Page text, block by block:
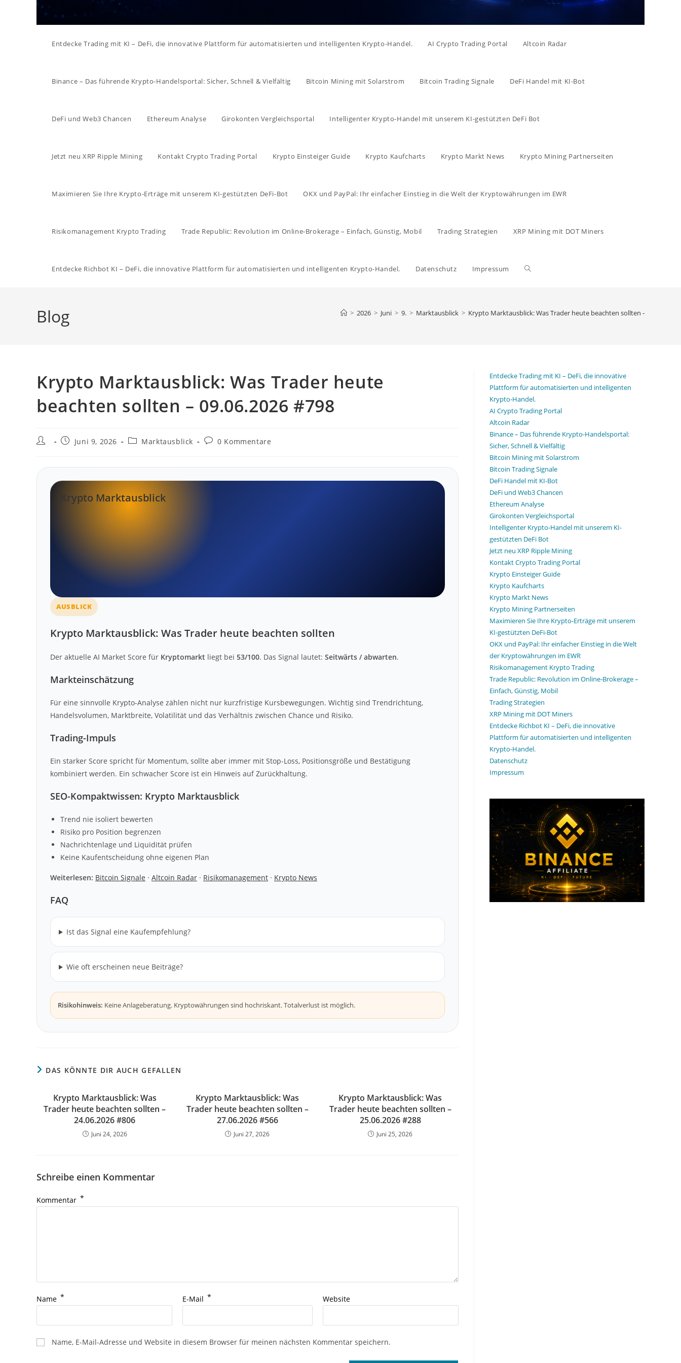
Entdecke Trading mit KI – DeFi, die innovative Plattform für automatisierten und intelligenten Krypto-Handel. AI Crypto Trading Portal Altcoin Radar
Binance – Das führende Krypto-Handelsportal: Sicher, Schnell & Vielfältig Bitcoin Mining mit Solarstrom Bitcoin Trading Signale DeFi Handel mit KI-Bot
DeFi und Web3 Chancen Ethereum Analyse Girokonten Vergleichsportal Intelligenter Krypto-Handel mit unserem KI-gestützten DeFi Bot
Jetzt neu XRP Ripple Mining Kontakt Crypto Trading Portal Krypto Einsteiger Guide Krypto Kaufcharts Krypto Markt News Krypto Mining Partnerseiten
Maximieren Sie Ihre Krypto-Erträge mit unserem KI-gestützten DeFi-Bot OKX und PayPal: Ihr einfacher Einstieg in die Welt der Kryptowährungen im EWR
Risikomanagement Krypto Trading Trade Republic: Revolution im Online-Brokerage – Einfach, Günstig, Mobil Trading Strategien XRP Mining mit DOT Miners
Entdecke Richbot KI – DeFi, die innovative Plattform für automatisierten und intelligenten Krypto-Handel. Datenschutz Impressum Website-
Blog > 2026 > Juni > 9. > Marktausblick > Krypto Marktausblick: Was Trader heute beachten sollten – 09.06.2026
Krypto Marktausblick: Was Trader heute
beachten sollten – 09.06.2026 #798
Beitrags-BeitragJuni 9, 2026
Beitrags-
Marktausblick
Beitrags-
0 Kommentare
Krypto Marktausblick
AUSBLICK
Krypto Marktausblick: Was Trader heute beachten sollten
Der aktuelle AI Market Score für Kryptomarkt liegt bei 53/100. Das Signal lautet: Seitwärts / abwarten.
Markteinschätzung
Für eine sinnvolle Krypto-Analyse zählen nicht nur kurzfristige Kursbewegungen. Wichtig sind Trendrichtung,
Handelsvolumen, Marktbreite, Volatilität und das Verhältnis zwischen Chance und Risiko.
Trading-Impuls
Ein starker Score spricht für Momentum, sollte aber immer mit Stop-Loss, Positionsgröße und Bestätigung
kombiniert werden. Ein schwacher Score ist ein Hinweis auf Zurückhaltung.
SEO-Kompaktwissen: Krypto Marktausblick
Trend nie isoliert bewerten
Risiko pro Position begrenzen
Nachrichtenlage und Liquidität prüfen
Keine Kaufentscheidung ohne eigenen Plan
Weiterlesen: Bitcoin Signale · Altcoin Radar · Risikomanagement · Krypto News
FAQ
Ist das Signal eine Kaufempfehlung?
Wie oft erscheinen neue Beiträge?
Risikohinweis: Keine Anlageberatung. Kryptowährungen sind hochriskant. Totalverlust ist möglich.
DAS KÖNNTE DIR AUCH GEFALLEN
Krypto Marktausblick: Was
Trader heute beachten sollten –
24.06.2026 #806
Juni 24, 2026
Krypto Marktausblick: Was
Trader heute beachten sollten –
27.06.2026 #566
Juni 27, 2026
Krypto Marktausblick: Was
Trader heute beachten sollten –
25.06.2026 #288
Juni 25, 2026
Schreibe einen Kommentar
Kommentar *
Name * E-Mail * Website
Name, E-Mail-Adresse und Website in diesem Browser für meinen nächsten Kommentar speichern.
Entdecke Trading mit KI – DeFi, die innovative
Plattform für automatisierten und intelligenten
Krypto-Handel.
AI Crypto Trading Portal
Altcoin Radar
Binance – Das führende Krypto-Handelsportal:
Sicher, Schnell & Vielfältig
Bitcoin Mining mit Solarstrom
Bitcoin Trading Signale
DeFi Handel mit KI-Bot
DeFi und Web3 Chancen
Ethereum Analyse
Girokonten Vergleichsportal
Intelligenter Krypto-Handel mit unserem KI-
gestützten DeFi Bot
Jetzt neu XRP Ripple Mining
Kontakt Crypto Trading Portal
Krypto Einsteiger Guide
Krypto Kaufcharts
Krypto Markt News
Krypto Mining Partnerseiten
Maximieren Sie Ihre Krypto-Erträge mit unserem
KI-gestützten DeFi-Bot
OKX und PayPal: Ihr einfacher Einstieg in die Welt
der Kryptowährungen im EWR
Risikomanagement Krypto Trading
Trade Republic: Revolution im Online-Brokerage –
Einfach, Günstig, Mobil
Trading Strategien
XRP Mining mit DOT Miners
Entdecke Richbot KI – DeFi, die innovative
Plattform für automatisierten und intelligenten
Krypto-Handel.
Datenschutz
Impressum